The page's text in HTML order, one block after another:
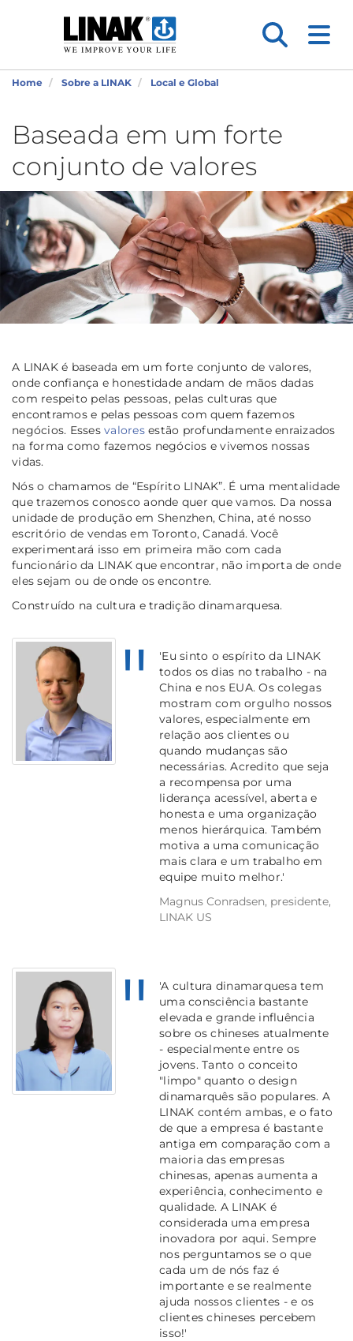
Home Sobre a LINAK Local e Global
Baseada em um forte
conjunto de valores
A LINAK é baseada em um forte conjunto de valores,
onde confiança e honestidade andam de mãos dadas
com respeito pelas pessoas, pelas culturas que
encontramos e pelas pessoas com quem fazemos
negócios. Esses valoresestão profundamente enraizados
na forma como fazemos negócios e vivemos nossas
vidas.
Nós o chamamos de “Espírito LINAK”. É uma mentalidade
que trazemos conosco aonde quer que vamos. Da nossa
unidade de produção em Shenzhen, China, até nosso
escritório de vendas em Toronto, Canadá. Você
experimentará isso em primeira mão com cada
funcionário da LINAK que encontrar, não importa de onde
eles sejam ou de onde os encontre.
Construído na cultura e tradição dinamarquesa.
'Eu sinto o espírito da LINAK
todos os dias no trabalho - na
China e nos EUA. Os colegas
mostram com orgulho nossos
valores, especialmente em
relação aos clientes ou
quando mudanças são
necessárias. Acredito que seja
a recompensa por uma
liderança acessível, aberta e
honesta e uma organização
menos hierárquica. Também
motiva a uma comunicação
mais clara e um trabalho em
equipe muito melhor.'
Magnus Conradsen, presidente,
LINAK US
'A cultura dinamarquesa tem
uma consciência bastante
elevada e grande influência
sobre os chineses atualmente
- especialmente entre os
jovens. Tanto o conceito
"limpo" quanto o design
dinamarquês são populares. A
LINAK contém ambas, e o fato
de que a empresa é bastante
antiga em comparação com a
maioria das empresas
chinesas, apenas aumenta a
experiência, conhecimento e
qualidade. A LINAK é
considerada uma empresa
inovadora por aqui. Sempre
nos perguntamos se o que
cada um de nós faz é
importante e se realmente
ajuda nossos clientes - e os
clientes chineses percebem
isso!'